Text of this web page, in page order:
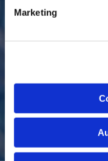
MarketingGEMEINDE